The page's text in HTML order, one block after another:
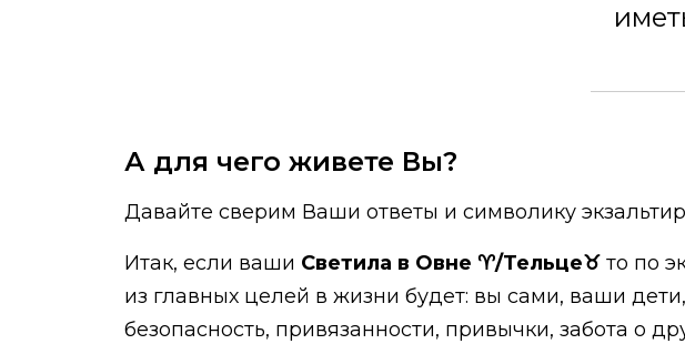
А для чего живете Вы?
Давайте сверим Ваши ответы и символику
Итак, если ваши Светила в Овне ♈️/Тельце♉️ то по
из главных целей в жизни будет: вы сами, ваши
безопасность, привязанности, привычки, забота о